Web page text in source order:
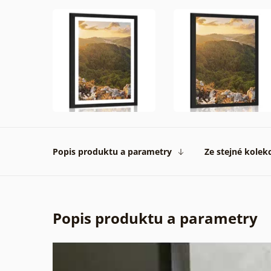
Popis produktu a parametry Ze stejné
Popis produktu a parametry